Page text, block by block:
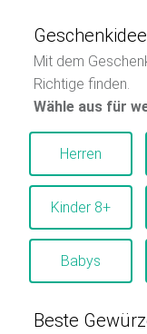
Mit dem
Richtige finden.
Wähle aus für
Herren
Kinder 8+
Babys
Beste